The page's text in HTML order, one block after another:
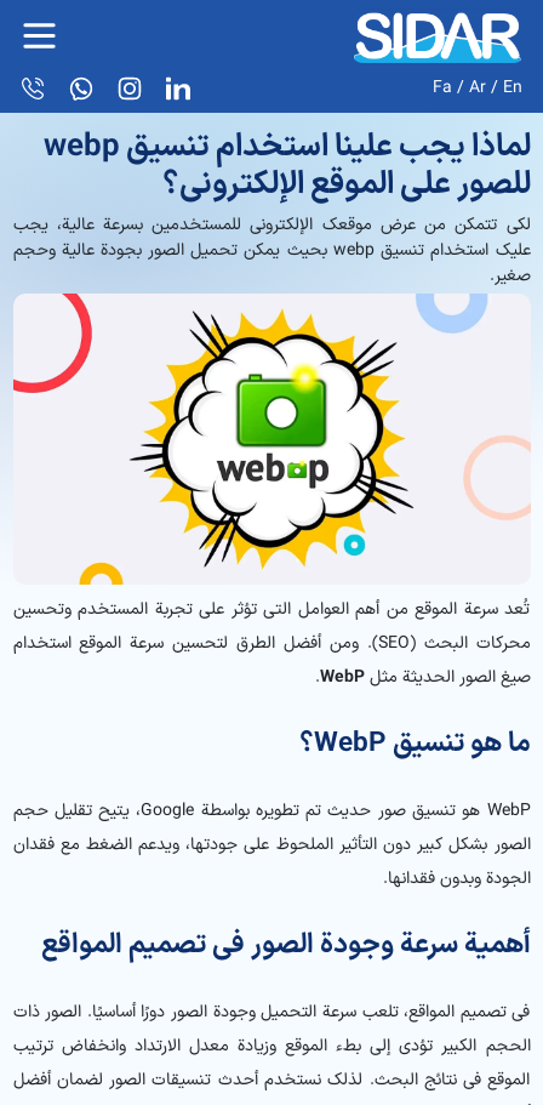
Fa /Ar/ En
لماذا يجب علينا استخدام تنسيق webp
للصور على الموقع الإلكتروني؟
لكي تتمكن من عرض موقعك الإلكتروني للمستخدمين بسرعة عالية، يجب
عليك استخدام تنسيق webp بحيث يمكن تحميل الصور بجودة عالية وحجم
صغير.
تُعد سرعة الموقع من أهم العوامل التي تؤثر على تجربة المستخدم وتحسين
محركات البحث (SEO). ومن أفضل الطرق لتحسين سرعة الموقع استخدام
صيغ الصور الحديثة مثلWebP
.
ما هو تنسيق WebP؟
WebP هو تنسيق صور حديث تم تطويره بواسطة Google، يتيح تقليل حجم
الصور بشكل كبير دون التأثير الملحوظ على جودتها، ويدعم الضغط مع فقدان
الجودة وبدون فقدانها.
أهمية سرعة وجودة الصور في تصميم المواقع
في تصميم المواقع، تلعب سرعة التحميل وجودة الصور دورًا أساسيًا. الصور ذات
الحجم الكبير تؤدي إلى بطء الموقع وزيادة معدل الارتداد وانخفاض ترتيب
الموقع في نتائج البحث. لذلك نستخدم أحدث تنسيقات الصور لضمان أفضل